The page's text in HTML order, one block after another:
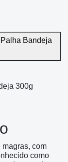
Bandeja
300g
magras, com
como